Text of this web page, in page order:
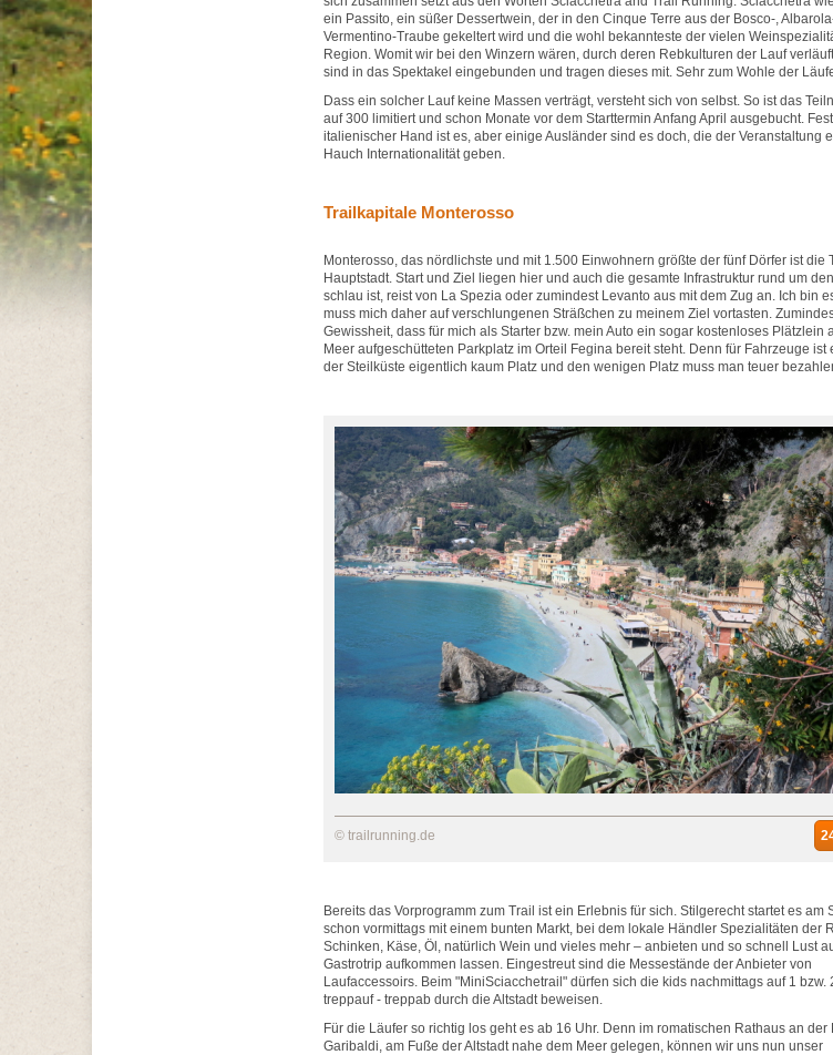
ein Passito, ein süßer Dessertwein, der in den Cinque Terre aus der Bosco-,
Vermentino-Traube gekeltert wird und die wohl bekannteste der vielen
Region. Womit wir bei den Winzern wären, durch deren Rebkulturen der Lauf
sind in das Spektakel eingebunden und tragen dieses mit. Sehr zum Wohle der
Dass ein solcher Lauf keine Massen verträgt, versteht sich von selbst. So ist das
auf 300 limitiert und schon Monate vor dem Starttermin Anfang April ausgebucht.
italienischer Hand ist es, aber einige Ausländer sind es doch, die der Veranstaltung
Hauch Internationalität geben.
Trailkapitale Monterosso
Monterosso, das nördlichste und mit 1.500 Einwohnern größte der fünf Dörfer ist die
Hauptstadt. Start und Ziel liegen hier und auch die gesamte Infrastruktur rund um
schlau ist, reist von La Spezia oder zumindest Levanto aus mit dem Zug an. Ich bin
muss mich daher auf verschlungenen Sträßchen zu meinem Ziel vortasten.
Gewissheit, dass für mich als Starter bzw. mein Auto ein sogar kostenloses Plätzlein
Meer aufgeschütteten Parkplatz im Orteil Fegina bereit steht. Denn für Fahrzeuge ist
der Steilküste eigentlich kaum Platz und den wenigen Platz muss man teuer
© trailrunning.de
Bereits das Vorprogramm zum Trail ist ein Erlebnis für sich. Stilgerecht startet es am
schon vormittags mit einem bunten Markt, bei dem lokale Händler Spezialitäten der
Schinken, Käse, Öl, natürlich Wein und vieles mehr – anbieten und so schnell Lust
Gastrotrip aufkommen lassen. Eingestreut sind die Messestände der Anbieter von
Laufaccessoirs. Beim "MiniSciacchetrail" dürfen sich die kids nachmittags auf 1 bzw.
treppauf - treppab durch die Altstadt beweisen.
Für die Läufer so richtig los geht es ab 16 Uhr. Denn im romatischen Rathaus an der
Garibaldi, am Fuße der Altstadt nahe dem Meer gelegen, können wir uns nun unser